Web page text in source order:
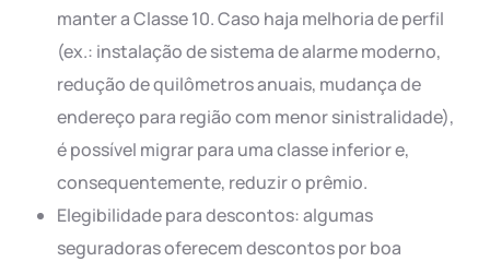
manter a Classe 10. Caso haja melhoria de perfil
(ex.: instalação de sistema de alarme moderno,
redução de quilômetros anuais, mudança de
endereço para região com menor sinistralidade),
é possível migrar para uma classe inferior e,
consequentemente, reduzir o prêmio.
Elegibilidade para descontos: algumas
seguradoras oferecem descontos por boa